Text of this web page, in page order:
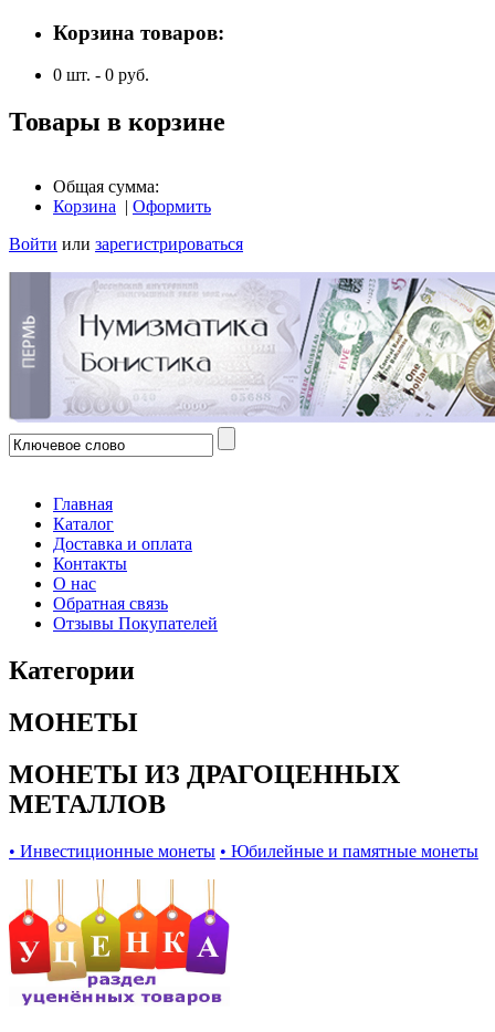
Корзина товаров:
0 шт. - 0 руб.
Товары в корзине
Общая сумма:
Корзина | Оформить
Войти или зарегистрироваться
Главная
Каталог
Доставка и оплата
Контакты
О нас
Обратная связь
Отзывы Покупателей
Категории
МОНЕТЫ
МОНЕТЫ ИЗ ДРАГОЦЕННЫХ
МЕТАЛЛОВ
• Инвестиционные монеты • Юбилейные и памятные монеты